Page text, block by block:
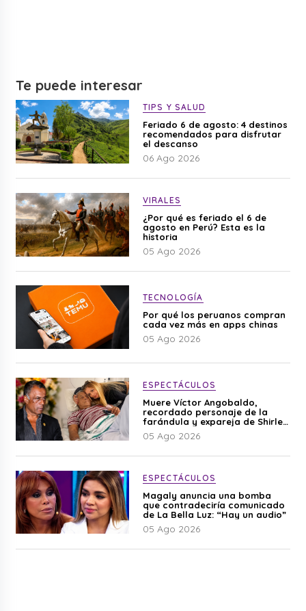
Te puede interesar
TIPS Y SALUD
Feriado 6 de agosto: 4 destinos
recomendados para disfrutar
el descanso
06 Ago 2026
VIRALES
¿Por qué es feriado el 6 de
agosto en Perú? Esta es la
historia
05 Ago 2026
TECNOLOGÍA
Por qué los peruanos compran
cada vez más en apps chinas
05 Ago 2026
ESPECTÁCULOS
Muere Víctor Angobaldo,
recordado personaje de la
farándula y expareja de Shirley
Cherres
05 Ago 2026
ESPECTÁCULOS
Magaly anuncia una bomba
que contradeciría comunicado
de La Bella Luz: “Hay un audio”
05 Ago 2026